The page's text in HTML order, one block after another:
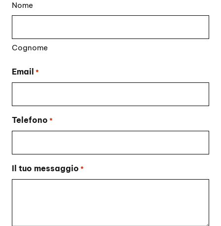
Nome
Cognome
Email *
Telefono *
Il tuo messaggio *